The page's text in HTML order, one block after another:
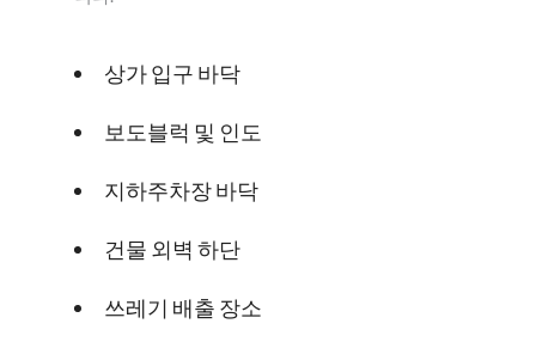
상가 입구 바닥
보도블럭 및 인도
지하주차장 바닥
건물 외벽 하단
쓰레기 배출 장소